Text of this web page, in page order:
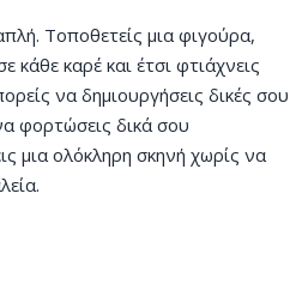
Τοποθετείς μια φιγούρα,
κάθε καρέ και έτσι φτιάχνεις
να δημιουργήσεις δικές σου
φορτώσεις δικά σου
μια ολόκληρη σκηνή χωρίς να